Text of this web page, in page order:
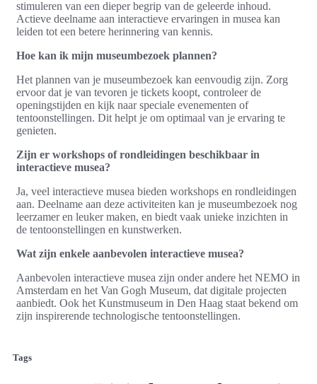
stimuleren van een dieper begrip van de geleerde inhoud.
Actieve deelname aan interactieve ervaringen in musea kan
leiden tot een betere herinnering van kennis.
Hoe kan ik mijn museumbezoek plannen?
Het plannen van je museumbezoek kan eenvoudig zijn. Zorg
ervoor dat je van tevoren je tickets koopt, controleer de
openingstijden en kijk naar speciale evenementen of
tentoonstellingen. Dit helpt je om optimaal van je ervaring te
genieten.
Zijn er workshops of rondleidingen beschikbaar in
interactieve musea?
Ja, veel interactieve musea bieden workshops en rondleidingen
aan. Deelname aan deze activiteiten kan je museumbezoek nog
leerzamer en leuker maken, en biedt vaak unieke inzichten in
de tentoonstellingen en kunstwerken.
Wat zijn enkele aanbevolen interactieve musea?
Aanbevolen interactieve musea zijn onder andere het NEMO in
Amsterdam en het Van Gogh Museum, dat digitale projecten
aanbiedt. Ook het Kunstmuseum in Den Haag staat bekend om
zijn inspirerende technologische tentoonstellingen.
Tags